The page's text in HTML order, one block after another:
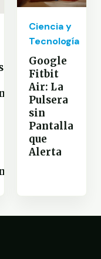
Ciencia y
Tecnología
Google
Fitbit
Air: La
Pulsera
sin
Pantalla
que
Alerta